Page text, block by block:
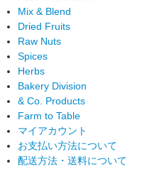
Mix & Blend
Dried Fruits
Raw Nuts
Spices
Herbs
Bakery Division
& Co. Products
Farm to Table
マイアカウント
お支払い方法について
配送方法・送料について